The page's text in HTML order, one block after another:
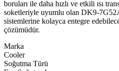
boruları ile daha hızlı ve etkili ısı
soketleriyle uyumlu olan DK9-
sistemlerine kolayca entegre
çözümüdür.
Marka
Cooler
Soğutma Türü